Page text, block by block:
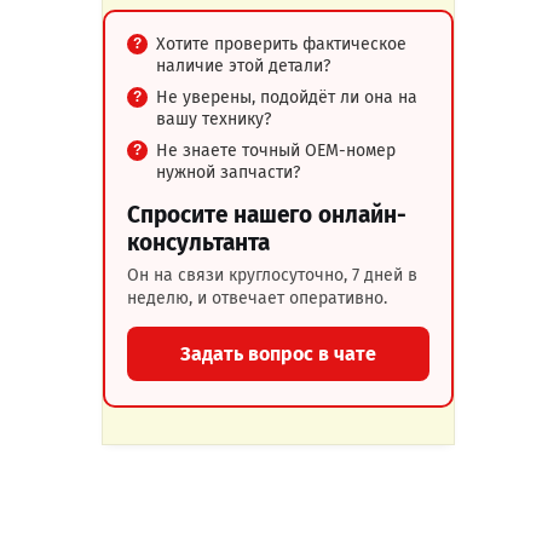
Хотите проверить фактическое
наличие этой детали?
Не уверены, подойдёт ли она на
вашу технику?
Не знаете точный OEM-номер
нужной запчасти?
Спросите нашего онлайн-
консультанта
Он на связи круглосуточно, 7 дней в
неделю, и отвечает оперативно.
Задать вопрос в чате